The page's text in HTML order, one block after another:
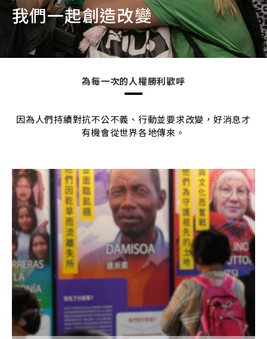
我們一起創造改變
為每一次的人權勝利歡呼
因為人們持續對抗不公不義、行動並要求改變，好消息才
有機會從世界各地傳來。